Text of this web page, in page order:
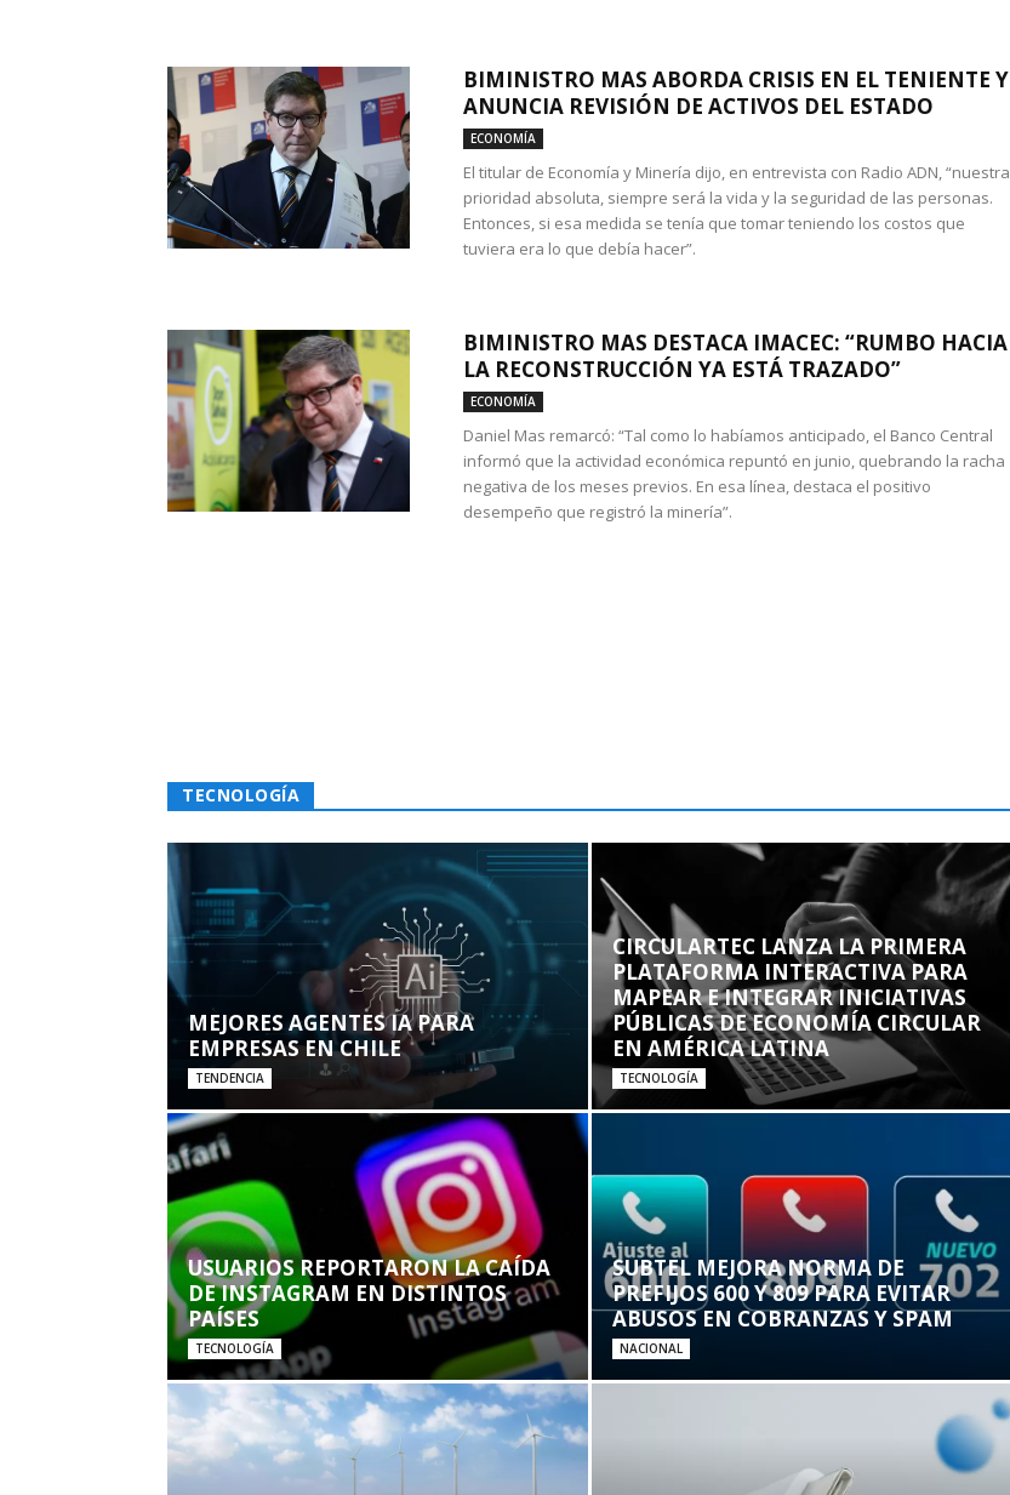
BIMINISTRO MAS ABORDA CRISIS EN EL TENIENTE Y
ANUNCIA REVISIÓN DE ACTIVOS DEL ESTADO
ECONOMÍA
El titular de Economía y Minería dijo, en entrevista con Radio ADN, “nuestra
prioridad absoluta, siempre será la vida y la seguridad de las personas.
Entonces, si esa medida se tenía que tomar teniendo los costos que
tuviera era lo que debía hacer”.
BIMINISTRO MAS DESTACA IMACEC: “RUMBO HACIA
LA RECONSTRUCCIÓN YA ESTÁ TRAZADO”
ECONOMÍA
Daniel Mas remarcó: “Tal como lo habíamos anticipado, el Banco Central
informó que la actividad económica repuntó en junio, quebrando la racha
negativa de los meses previos. En esa línea, destaca el positivo
desempeño que registró la minería”.
TECNOLOGÍA
MEJORES AGENTES IA PARA
EMPRESAS EN CHILE
TENDENCIA
CIRCULARTEC LANZA LA PRIMERA
PLATAFORMA INTERACTIVA PARA
MAPEAR E INTEGRAR INICIATIVAS
PÚBLICAS DE ECONOMÍA CIRCULAR
EN AMÉRICA LATINA
TECNOLOGÍA
USUARIOS REPORTARON LA CAÍDA
DE INSTAGRAM EN DISTINTOS
PAÍSES
TECNOLOGÍA
SUBTEL MEJORA NORMA DE
PREFIJOS 600 Y 809 PARA EVITAR
ABUSOS EN COBRANZAS Y SPAM
NACIONAL